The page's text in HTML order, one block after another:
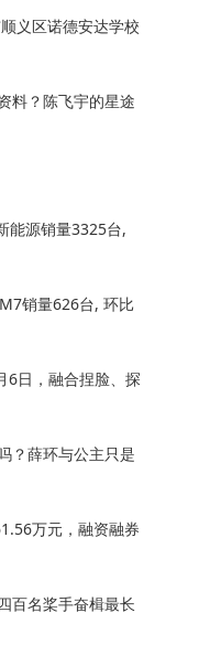
义区诺德安达学校
料？陈飞宇的星途
能源销量3325台,
销量626台, 环比
6日，融合捏脸、探
？薛环与公主只是
万元，融资融券
百名桨手奋楫最长